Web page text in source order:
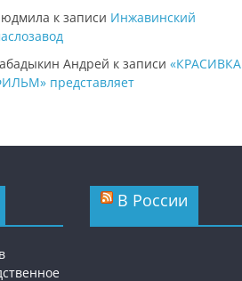
к записи Инжавинский
Андрей к записи «КРАСИВКА
представляет
В России